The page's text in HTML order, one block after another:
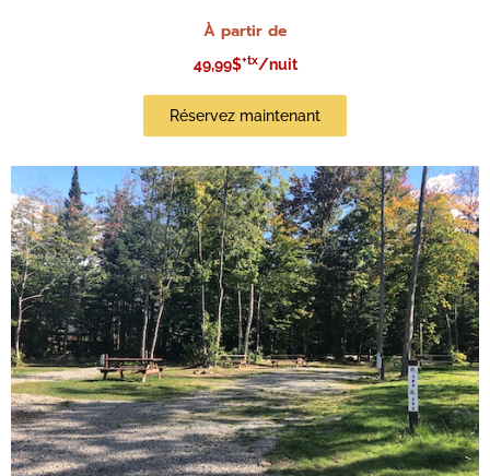
À partir de
49,99$+tx/nuit
Réservez maintenant